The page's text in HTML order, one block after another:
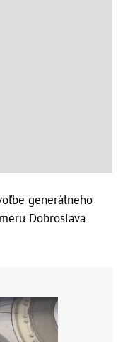
generálneho
Dobroslava